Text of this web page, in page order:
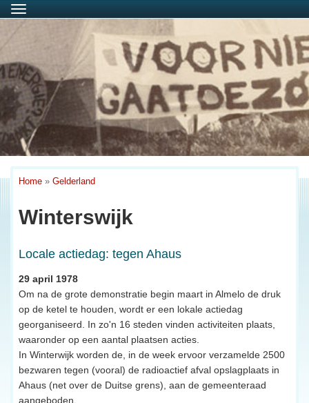
Menu
Home » Gelderland
Winterswijk
Locale actiedag: tegen Ahaus
29 april 1978
Om na de grote demonstratie begin maart in Almelo de druk
op de ketel te houden, wordt er een lokale actiedag
georganiseerd. In zo'n 16 steden vinden activiteiten plaats,
waaronder op een aantal plaatsen acties.
In Winterwijk worden de, in de week ervoor verzamelde 2500
bezwaren tegen (vooral) de radioactief afval opslagplaats in
Ahaus (net over de Duitse grens), aan de gemeenteraad
aangeboden.